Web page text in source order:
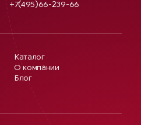
+7(495)66-239-66
Каталог
О компании
Блог